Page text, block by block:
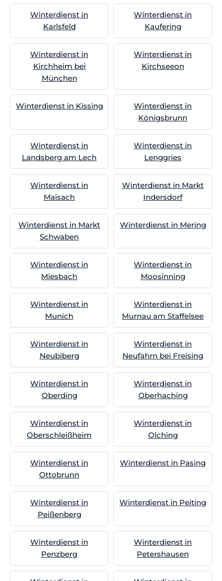
Winterdienst in
Karlsfeld
Winterdienst in
Kaufering
Winterdienst in
Kirchheim bei
München
Winterdienst in
Kirchseeon
Winterdienst in Kissing
Winterdienst in
Königsbrunn
Winterdienst in
Landsberg am Lech
Winterdienst in
Lenggries
Winterdienst in
Maisach
Winterdienst in Markt
Indersdorf
Winterdienst in Markt
Schwaben
Winterdienst in Mering
Winterdienst in
Miesbach
Winterdienst in
Moosinning
Winterdienst in
Munich
Winterdienst in
Murnau am Staffelsee
Winterdienst in
Neubiberg
Winterdienst in
Neufahrn bei Freising
Winterdienst in
Oberding
Winterdienst in
Oberhaching
Winterdienst in
Oberschleißheim
Winterdienst in
Olching
Winterdienst in
Ottobrunn
Winterdienst in Pasing
Winterdienst in
Peißenberg
Winterdienst in Peiting
Winterdienst in
Penzberg
Winterdienst in
Petershausen